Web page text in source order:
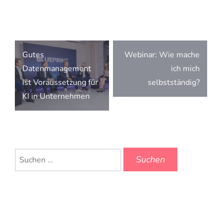
Beitragsnavigation
Gutes
Datenmanagement
ist Voraussetzung für
KI in Unternehmen
Webinar: Wie mache
ich mich
selbstständig?
Suchen
nach: